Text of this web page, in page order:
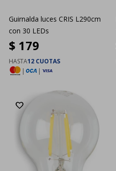
Guirnalda luces CRIS L290cm
con 30 LEDs
$ 179
HASTA12 CUOTAS
|
|